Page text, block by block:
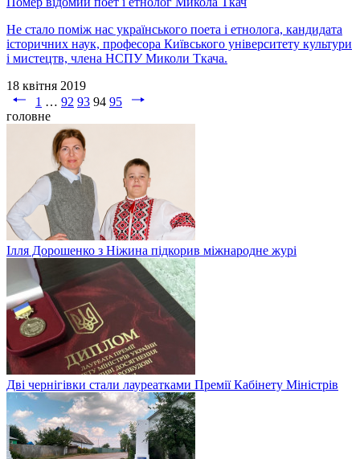
Не стало поміж нас українського поета і етнолога, кандидата
історичних наук, професора Київського університету культури
і мистецтв, члена НСПУ Миколи Ткача.
18 квітня 2019
1 … 92 93 94 95
головне
Ілля Дорошенко з Ніжина підкорив міжнародне журі
Дві чернігівки стали лауреатками Премії Кабінету Міністрів